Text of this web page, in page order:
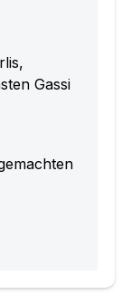
Gassi